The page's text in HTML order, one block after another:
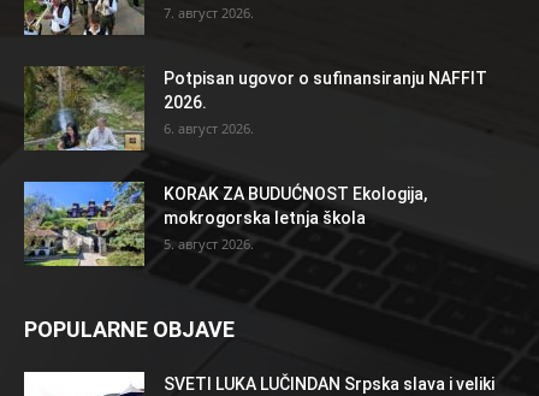
7. август 2026.
Potpisan ugovor o sufinansiranju NAFFIT
2026.
6. август 2026.
KORAK ZA BUDUĆNOST Ekologija,
mokrogorska letnja škola
5. август 2026.
POPULARNE OBJAVE
SVETI LUKA LUČINDAN Srpska slava i veliki